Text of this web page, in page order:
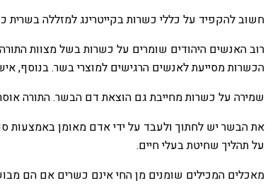
חשוב להקפיד על כללי כשרות בקייטרינג למזללה בשרית
רוב האנשים היהודים שומרים על כשרות בשל מצוות
הכשרות מסייעת לאנשים הרגישים למוצרי בשר. בנוסף,
שמירה על כשרות מחייבת גם הוצאת דם הבשר. התורה
את הבשר יש לחתוך ולעבד על ידי אדם מאומן באמצעות
על תהליך שחיטת בעלי חיים.
מאכלים המכילים שומנים מן החי אינם כשרים אם הם